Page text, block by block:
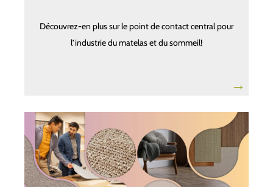
Découvrez-en plus sur le point de contact central pour
l’industrie du matelas et du sommeil!
→